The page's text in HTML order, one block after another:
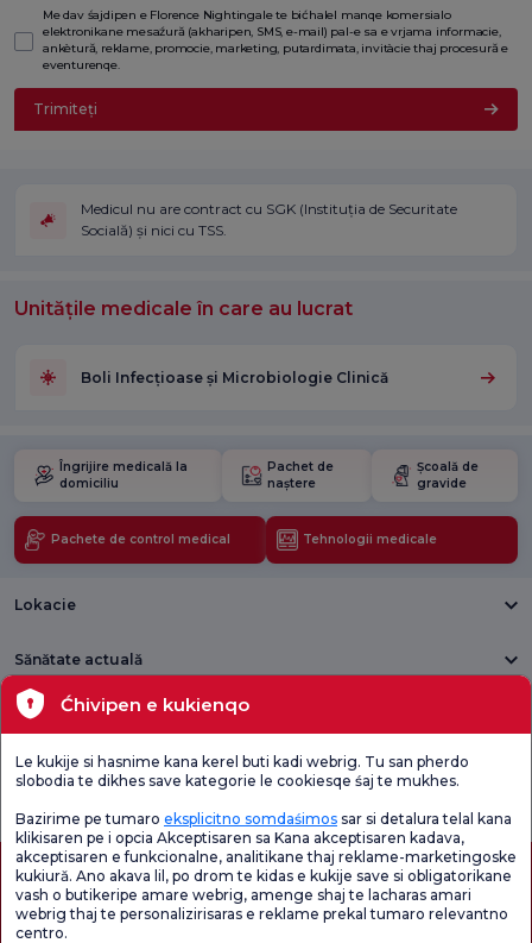
Me dav śajdipen e Florence Nightingale te bićhalel manqe komersialo
elektronikane mesaźură (akharipen, SMS, e-mail) pal-e sa e vrjama informacie,
ankètură, reklame, promocie, marketing, putardimata, invitàcie thaj procesură e
eventurenqe.
Trimiteți
Medicul nu are contract cu SGK (Instituția de Securitate
Socială) și nici cu TSS.
Unitățile medicale în care au lucrat
Boli Infecțioase și Microbiologie Clinică
Îngrijire medicală la
domiciliu
Pachet de
naștere
Școală de
gravide
Pachete de control medical Tehnologii medicale
Lokacie
Sănătate actuală
Unități medicale
Sondaj general
Verificați
Chestionarul de
Sondaj de
Ćhivipen e kukienqo
Le kukije si hasnime kana kerel buti kadi webrig. Tu san pherdo
slobodia te dikhes save kategorie le cookiesqe śaj te mukhes.
Bazirime pe tumaro eksplicitno somdaśimos sar si detalura telal kana
klikisaren pe i opcia Akceptisaren sa Kana akceptisaren kadava,
akceptisaren e funkcionalne, analitikane thaj reklame-marketingoske
kukiură. Ano akava lil, po drom te kidas e kukije save si obligatorikane
vash o butikeripe amare webrig, amenge shaj te lacharas amari
webrig thaj te personalizirisaras e reklame prekal tumaro relevantno
centro.